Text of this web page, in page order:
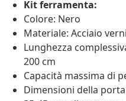
Kit ferramenta:
Colore: Nero
Materiale: Acciaio
Lunghezza
200 cm
Capacità massima di
Dimensioni della